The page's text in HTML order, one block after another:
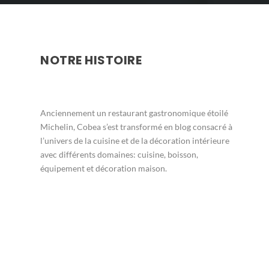
NOTRE HISTOIRE
Anciennement un restaurant gastronomique étoilé
Michelin, Cobea s’est transformé en blog consacré à
l’univers de la cuisine et de la décoration intérieure
avec différents domaines: cuisine, boisson,
équipement et décoration maison.